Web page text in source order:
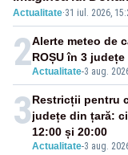
Actualitate·31 iul. 2026,
2Actualitate-3 aug.
Alerte meteo de
ROȘU în 3 județe
3
Actualitate-3 aug.
Restricții pentru
județe din țară:
12:00 și 20:00